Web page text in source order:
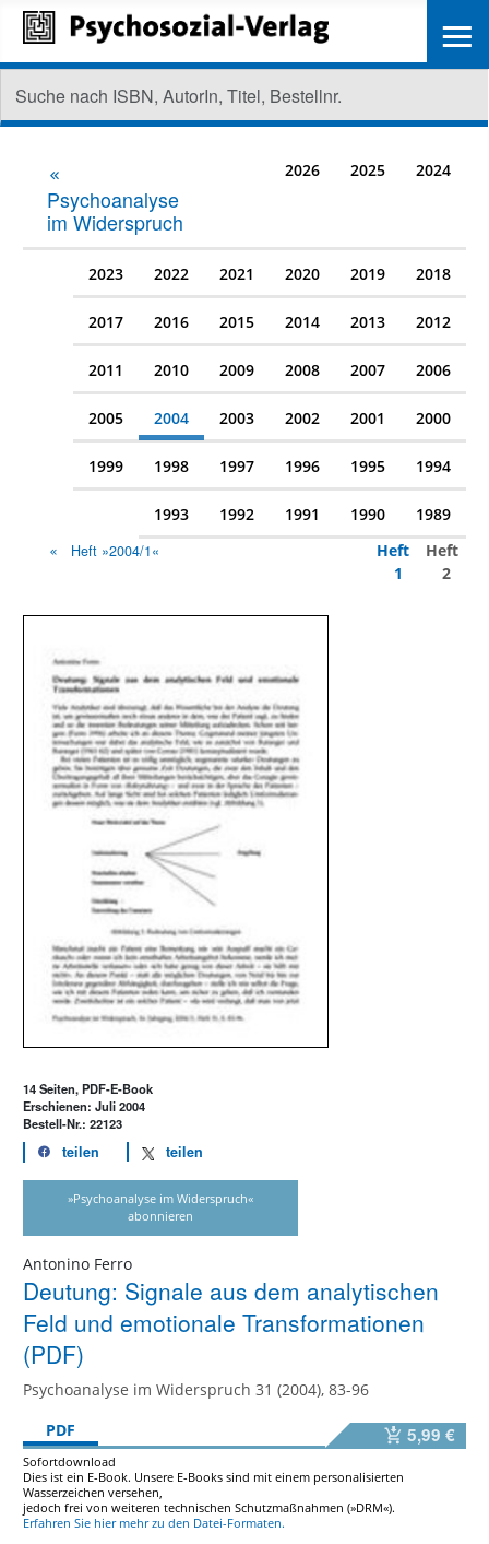
Psychoanalyse
im Widerspruch
2026 2025 2024
2023 2022 2021 2020 2019 2018
2017 2016 2015 2014 2013 2012
2011 2010 2009 2008 2007 2006
2005 2004 2003 2002 2001 2000
1999 1998 1997 1996 1995 1994
1993 1992 1991 1990 1989
Heft »2004/1«
Heft
1
Heft
2
14 Seiten, PDF-E-Book
Erschienen: Juli 2004
Bestell-Nr.: 22123
teilen teilen
»Psychoanalyse im Widerspruch«
abonnieren
Antonino Ferro
Deutung: Signale aus dem analytischen
Feld und emotionale Transformationen
(PDF)
Psychoanalyse im Widerspruch 31 (2004), 83-96
PDF
5,99 €
Sofortdownload
Dies ist ein E-Book. Unsere E-Books sind mit einem personalisierten
Wasserzeichen versehen,
jedoch frei von weiteren technischen Schutzmaßnahmen (»DRM«).
Erfahren Sie hier mehr zu den Datei-Formaten.
≡